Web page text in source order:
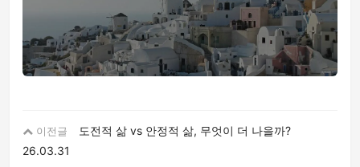
이전글
도전적 삶 vs 안정적 삶, 무엇이 더 나을까?
26.03.31